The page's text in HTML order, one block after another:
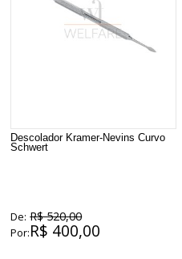
Descolador Kramer-Nevins Curvo
Schwert
De: R$ 520,00
Por:R$ 400,00